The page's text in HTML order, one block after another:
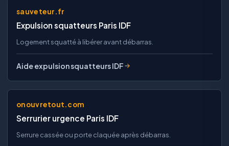
sauveteur.fr
Expulsion squatteurs Paris IDF
Logement squatté à libérer avant débarras.
Aide expulsion squatteurs IDF
onouvretout.com
Serrurier urgence Paris IDF
Serrure cassée ou porte claquée après débarras.